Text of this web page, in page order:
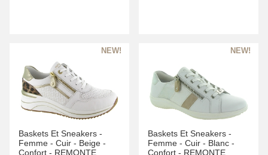
Baskets Et Sneakers -
Femme - Cuir - Beige -
Confort - REMONTE
Baskets Et Sneakers -
Femme - Cuir - Blanc -
Confort - REMONTE